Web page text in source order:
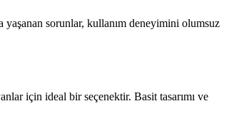
yaşanan sorunlar, kullanım deneyimini olumsuz
için ideal bir seçenektir. Basit tasarımı ve